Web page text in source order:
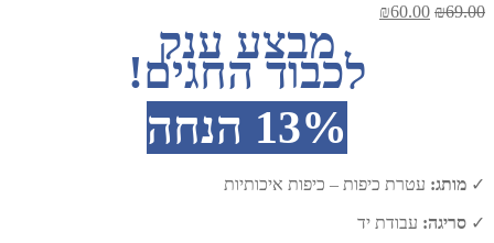
₪69.00
המחיר₪60.00
הוא:
₪60.00.
מבצע ענק
לכבוד החגים!
13% הנחה
✓ מותג: עטרת כיפות – כיפות איכותיות
✓ סריגה: עבודת יד